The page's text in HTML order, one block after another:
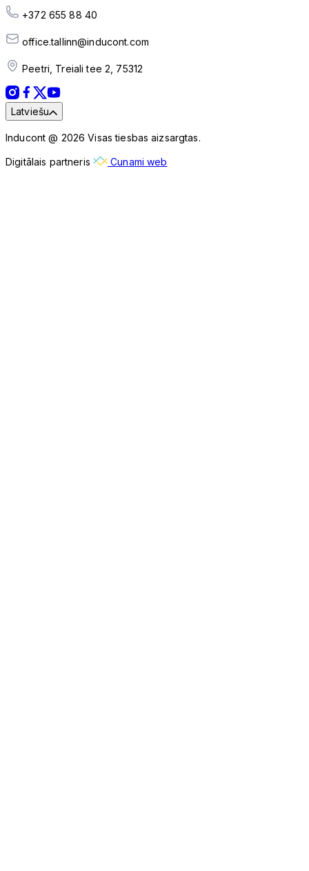
+372 655 88 40
office.tallinn@inducont.com
Peetri, Treiali tee 2, 75312
Latviešu
Inducont @ 2026 Visas tiesbas aizsargtas.
Digitālais partneris Cunami web